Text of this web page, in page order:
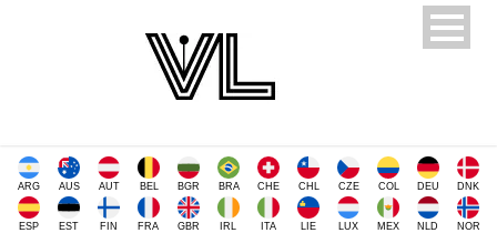
ARG AUS AUT BEL BGR BRA CHE CHL CZE COL DEU DNK
ESP EST FIN FRA GBR IRL ITA LIE LUX MEX NLD NOR